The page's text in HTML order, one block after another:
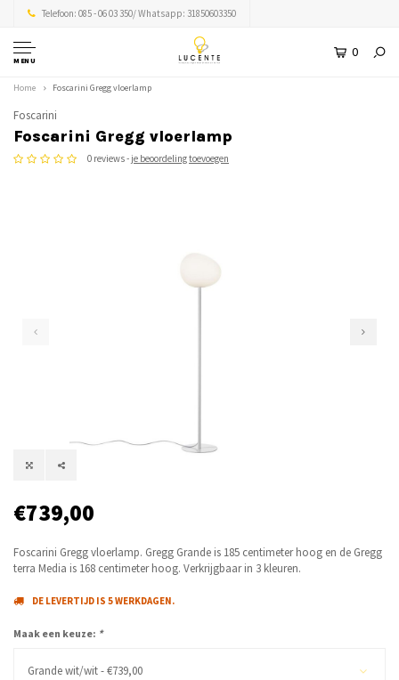
Telefoon: 085 - 06 03 350/ Whatsapp: 31850603350
MENU
0
Home Foscarini Gregg vloerlamp
Foscarini
Foscarini Gregg vloerlamp
0 reviews - je beoordeling toevoegen
€739,00
Foscarini Gregg vloerlamp. Gregg Grande is 185 centimeter hoog en de Gregg
terra Media is 168 centimeter hoog. Verkrijgbaar in 3 kleuren.
DE LEVERTIJD IS 5 WERKDAGEN.
Maak een keuze: *
Grande wit/wit - €739,00